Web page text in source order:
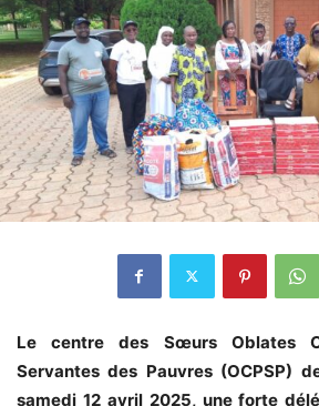
Le centre des Sœurs Oblates
Servantes des Pauvres (OCPSP)
samedi 12 avril 2025, une forte